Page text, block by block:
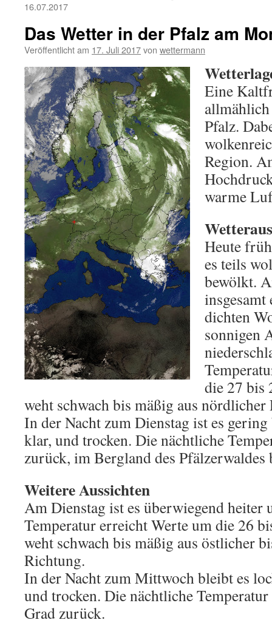
16.07.2017
Das Wetter in der Pfalz am
Veröffentlicht am 17. Juli 2017von wettermann
Eine
Pfalz.
Region.
warme
Heute
es teils
bewölkt.
insgesamt
dichten
sonnigen
die 27 bis
weht schwach bis mäßig aus
In der Nacht zum Dienstag ist es
klar, und trocken. Die nächtliche
zurück, im Bergland des Pfälzerwaldes
Weitere Aussichten
Am Dienstag ist es überwiegend heiter
Temperatur erreicht Werte um die 26
weht schwach bis mäßig aus östlicher
Richtung.
In der Nacht zum Mittwoch bleibt es
und trocken. Die nächtliche
Grad zurück.